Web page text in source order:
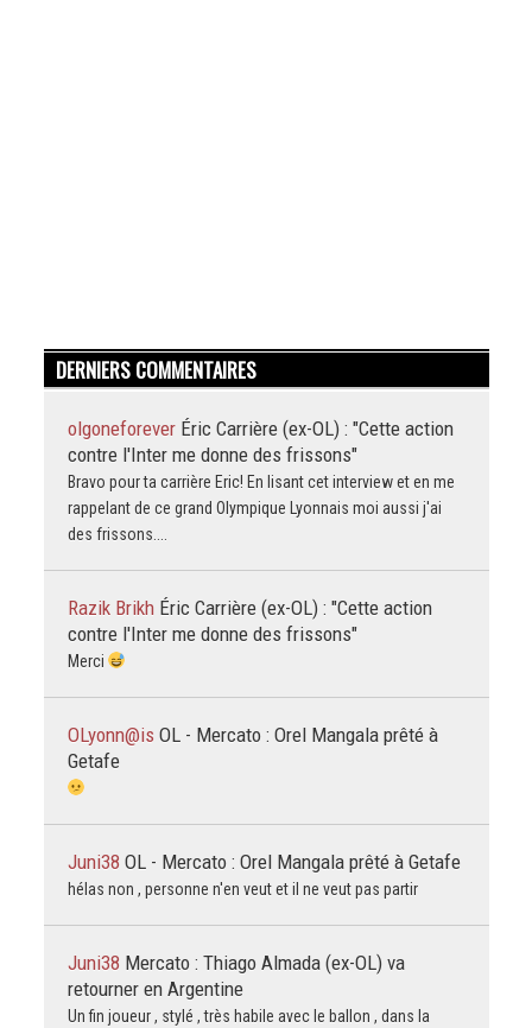
DERNIERS COMMENTAIRES
olgoneforever Éric Carrière (ex-OL) : "Cette action
contre l'Inter me donne des frissons"
Bravo pour ta carrière Eric! En lisant cet interview et en me
rappelant de ce grand Olympique Lyonnais moi aussi j'ai
des frissons....
Razik Brikh Éric Carrière (ex-OL) : "Cette action
contre l'Inter me donne des frissons"
Merci
OLyonn@is OL - Mercato : Orel Mangala prêté à
Getafe
Juni38 OL - Mercato : Orel Mangala prêté à Getafe
hélas non , personne n'en veut et il ne veut pas partir
Juni38 Mercato : Thiago Almada (ex-OL) va
retourner en Argentine
Un fin joueur , stylé , très habile avec le ballon , dans la